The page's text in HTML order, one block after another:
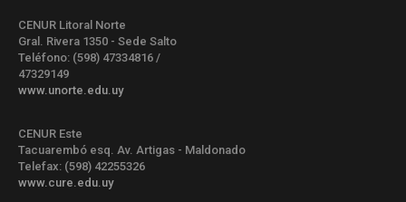
CENUR Litoral Norte
Gral. Rivera 1350 - Sede Salto
Teléfono: (598) 47334816 /
47329149
www.unorte.edu.uy
CENUR Este
Tacuarembó esq. Av. Artigas - Maldonado
Telefax: (598) 42255326
www.cure.edu.uy